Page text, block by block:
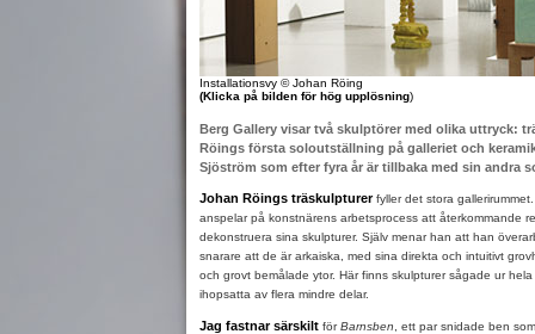
Installationsvy © Johan Röing
(Klicka på bilden för hög upplösning)
Berg Gallery visar två skulptörer med olika uttryck:
Röings första soloutställning på galleriet och
Sjöström som efter fyra år är tillbaka med sin andra
Johan Röings träskulpturerfyller det stora
anspelar på konstnärens arbetsprocess att återkommande
dekonstruera sina skulpturer. Själv menar han att han
snarare att de är arkaiska, med sina direkta och intuitivt
och grovt bemålade ytor. Här finns skulpturer sågade ur
ihopsatta av flera mindre delar.
Jag fastnar särskilt förBarnsben , ett par snidade ben